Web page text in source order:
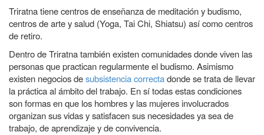
Triratna tiene centros de enseñanza de meditación y budismo,
centros de arte y salud (Yoga, Tai Chi, Shiatsu) así como centros
de retiro.
Dentro de Triratna también existen comunidades donde viven las
personas que practican regularmente el budismo. Asimismo
existen negocios desubsistencia correctadonde se trata de llevar
la práctica al ámbito del trabajo. En sí todas estas condiciones
son formas en que los hombres y las mujeres involucrados
organizan sus vidas y satisfacen sus necesidades ya sea de
trabajo, de aprendizaje y de convivencia.